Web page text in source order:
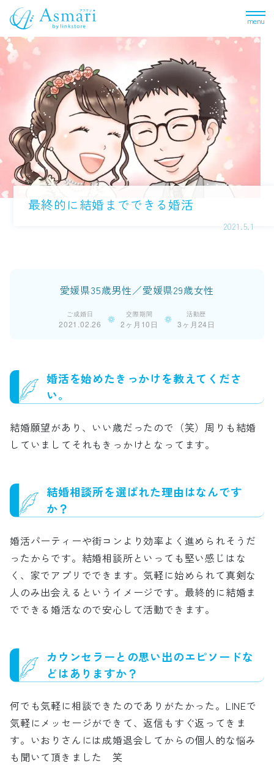
menu
2021.5.1
最終的に結婚までできる婚活
愛媛県35歳男性／愛媛県29歳女性
ご成婚日
2021.02.26
交際期間
2ヶ月10日
活動歴
3ヶ月24日
婚活を始めたきっかけを教えてくださ
い。
結婚願望があり、いい歳だったので（笑）周りも結婚
していましてそれもきっかけとなってます。
結婚相談所を選ばれた理由はなんです
か？
婚活パーティーや街コンより効率よく進められそうだ
ったからです。結婚相談所といっても堅い感じはな
く、家でアプリでできます。気軽に始められて真剣な
人のみ出会えるというイメージです。最終的に結婚ま
でできる婚活なので安心して活動できます。
カウンセラーとの思い出のエピソードな
どはありますか？
何でも気軽に相談できたのでありがたかった。LINEで
気軽にメッセージができて、返信もすぐ返ってきま
す。いおりさんには成婚退会してからの個人的な悩み
も聞いて頂きました 笑